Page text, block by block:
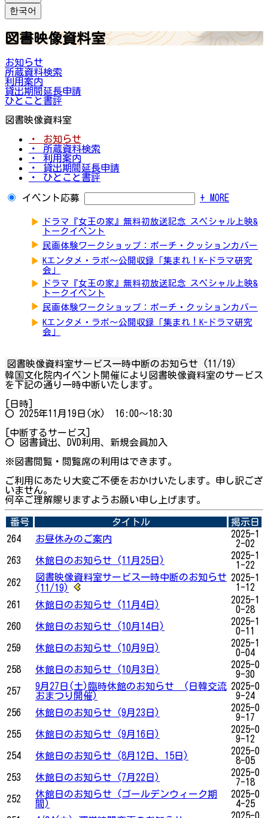
한국어
図書映像資料室
お知らせ
所蔵資料検索
利用案内
貸出期間延長申請
ひとこと書評
図書映像資料室
・ お知らせ
・ 所蔵資料検索
・ 利用案内
・ 貸出期間延長申請
・ ひとこと書評
イベント応募 + MORE
▶
ドラマ『女王の家』無料初放送記念 スペシャル上映&
トークイベント
▶ 民画体験ワークショップ：ポーチ・クッションカバー
▶ Kエンタメ・ラボ～公開収録「集まれ！K-ドラマ研究
会」
▶
ドラマ『女王の家』無料初放送記念 スペシャル上映&
トークイベント
▶ 民画体験ワークショップ：ポーチ・クッションカバー
▶ Kエンタメ・ラボ～公開収録「集まれ！K-ドラマ研究
会」
図書映像資料室サービス一時中断のお知らせ (11/19)
韓国文化院内イベント開催により図書映像資料室のサービス
を下記の通り一時中断いたします。
[日時]
〇 2025年11月19日(水) 16:00～18:30
[中断するサービス]
〇 図書貸出、DVD利用、新規会員加入
※図書閲覧・閲覧席の利用はできます。
ご利用にあたり大変ご不便をおかけいたします。申し訳ござ
いません。
何卒ご理解賜りますようお願い申し上げます。
番号 タイトル
掲示日
264
お昼休みのご案内
2025-1
2-02
263
休館日のお知らせ (11月25日)
2025-1
1-22
262
図書映像資料室サービス一時中断のお知らせ
(11/19)
2025-1
1-12
261
休館日のお知らせ (11月4日)
2025-1
0-28
260
休館日のお知らせ (10月14日)
2025-1
0-11
259
休館日のお知らせ (10月9日)
2025-1
0-04
258
休館日のお知らせ (10月3日)
2025-0
9-30
257
9月27日(土)臨時休館のお知らせ (日韓交流
おまつり開催)
2025-0
9-24
256
休館日のお知らせ (9月23日)
2025-0
9-17
255
休館日のお知らせ (9月16日)
2025-0
9-12
254
休館日のお知らせ (8月12日、15日)
2025-0
8-05
253
休館日のお知らせ (7月22日)
2025-0
7-18
252
休館日のお知らせ (ゴールデンウィーク期
間)
2025-0
4-25
2025-0